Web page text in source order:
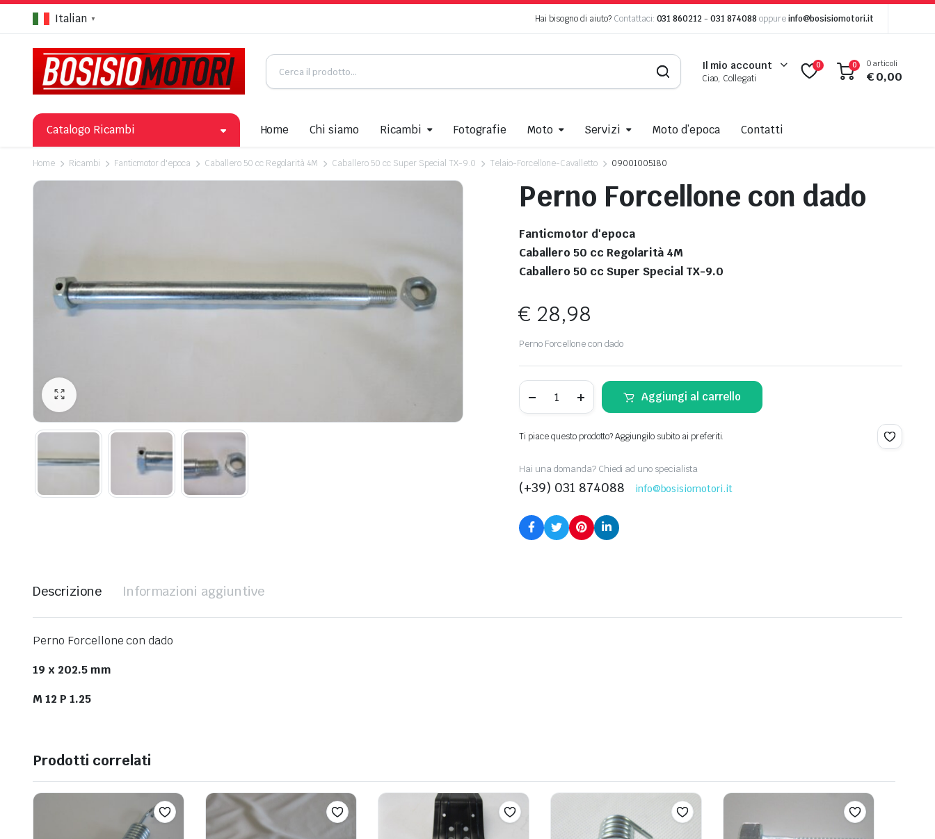
Italian ▼ Hai bisogno di aiuto? Contattaci: 031 860212-031 874088oppure info@bosisiomotori.it
Il mio account
Ciao, Collegati
0 0 0 articoli
€0,00
Catalogo Ricambi Home Chi siamo Ricambi Fotografie Moto Servizi Moto d’epoca Contatti
Home Ricambi Fanticmotor d'epoca Caballero 50 cc Regolarità 4M Caballero 50 cc Super Special TX-9.0 Telaio-Forcellone-Cavalletto 09001005180
Perno Forcellone con dado
Fanticmotor d'epoca
Caballero 50 cc Regolarità 4M
Caballero 50 cc Super Special TX-9.0
€ 28,98
Perno Forcellone con dado
09001005180
quantity
Aggiungi al carrello
Ti piace questo prodotto? Aggiungilo subito ai preferiti.
Hai una domanda? Chiedi ad uno specialista
(+39) 031 874088 info@bosisiomotori.it
Descrizione Informazioni aggiuntive
Perno Forcellone con dado
19 x 202.5 mm
M 12 P 1.25
Prodotti correlati